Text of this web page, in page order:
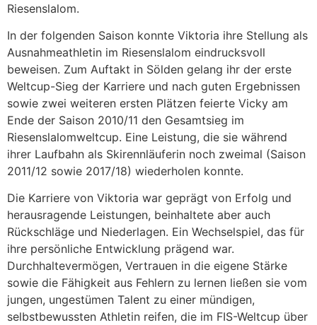
Riesenslalom.
In der folgenden Saison konnte Viktoria ihre Stellung als
Ausnahmeathletin im Riesenslalom eindrucksvoll
beweisen. Zum Auftakt in Sölden gelang ihr der erste
Weltcup-Sieg der Karriere und nach guten Ergebnissen
sowie zwei weiteren ersten Plätzen feierte Vicky am
Ende der Saison 2010/11 den Gesamtsieg im
Riesenslalomweltcup. Eine Leistung, die sie während
ihrer Laufbahn als Skirennläuferin noch zweimal (Saison
2011/12 sowie 2017/18) wiederholen konnte.
Die Karriere von Viktoria war geprägt von Erfolg und
herausragende Leistungen, beinhaltete aber auch
Rückschläge und Niederlagen. Ein Wechselspiel, das für
ihre persönliche Entwicklung prägend war.
Durchhaltevermögen, Vertrauen in die eigene Stärke
sowie die Fähigkeit aus Fehlern zu lernen ließen sie vom
jungen, ungestümen Talent zu einer mündigen,
selbstbewussten Athletin reifen, die im FIS-Weltcup über